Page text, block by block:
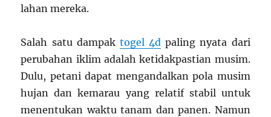
lahan mereka.
Salah satu dampak togel 4d paling nyata dari
perubahan iklim adalah ketidakpastian musim.
Dulu, petani dapat mengandalkan pola musim
hujan dan kemarau yang relatif stabil untuk
menentukan waktu tanam dan panen. Namun